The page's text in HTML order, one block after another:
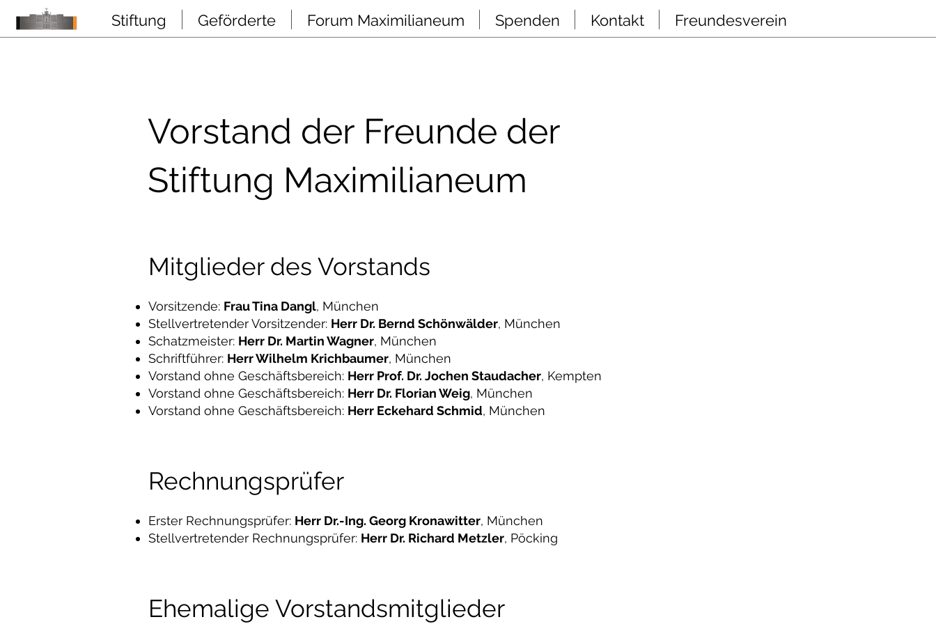
Stiftung Geförderte Forum Maximilianeum Spenden Kontakt Freundesverein
Vorstand der Freunde der
Stiftung Maximilianeum
Mitglieder des Vorstands
Vorsitzende: Frau Tina Dangl, München
Stellvertretender Vorsitzender: Herr Dr. Bernd Schönwälder, München
Schatzmeister: Herr Dr. Martin Wagner, München
Schriftführer: Herr Wilhelm Krichbaumer, München
Vorstand ohne Geschäftsbereich: Herr Prof. Dr. Jochen Staudacher, Kempten
Vorstand ohne Geschäftsbereich: Herr Dr. Florian Weig, München
Vorstand ohne Geschäftsbereich: Herr Eckehard Schmid, München
Rechnungsprüfer
Erster Rechnungsprüfer: Herr Dr.-Ing. Georg Kronawitter, München
Stellvertretender Rechnungsprüfer: Herr Dr. Richard Metzler, Pöcking
Ehemalige Vorstandsmitglieder